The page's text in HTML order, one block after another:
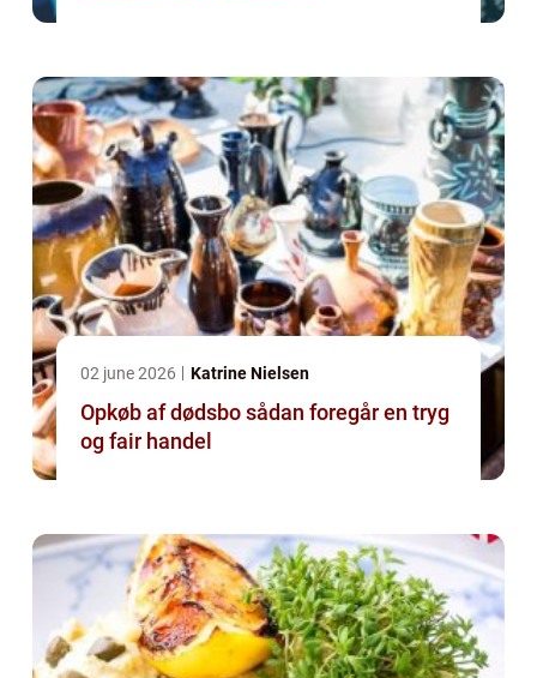
02 june 2026 Katrine Nielsen
Opkøb af dødsbo sådan foregår en tryg
og fair handel